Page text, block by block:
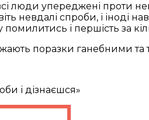
люди упереджені проти
невдалі спроби, і іноді
і першість за
поразки ганебними та
і дізнаєшся»